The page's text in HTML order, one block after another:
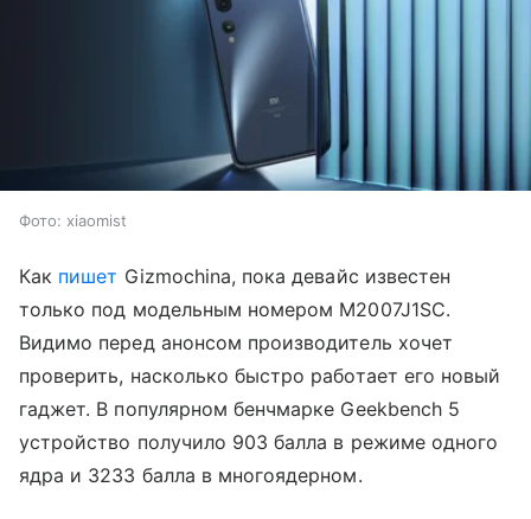
Фото: xiaomist
Как пишет Gizmochina, пока девайс известен
только под модельным номером M2007J1SC.
Видимо перед анонсом производитель хочет
проверить, насколько быстро работает его новый
гаджет. В популярном бенчмарке Geekbench 5
устройство получило 903 балла в режиме одного
ядра и 3233 балла в многоядерном.